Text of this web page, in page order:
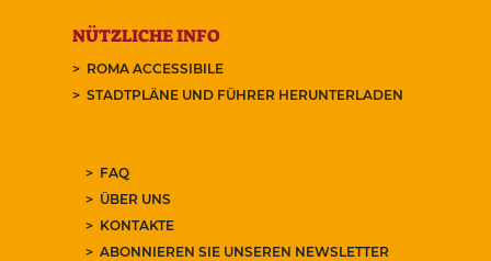
NÜTZLICHE INFO
ROMA ACCESSIBILE
STADTPLÄNE UND FÜHRER HERUNTERLADEN
FAQ
ÜBER UNS
KONTAKTE
ABONNIEREN SIE UNSEREN NEWSLETTER